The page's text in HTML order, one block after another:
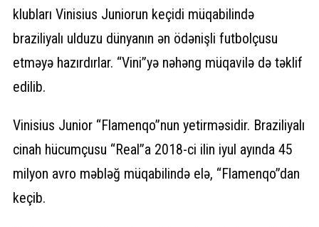
klubları Vinisius Juniorun keçidi müqabilində
braziliyalı ulduzu dünyanın ən ödənişli futbolçusu
etməyə hazırdırlar. “Vini”yə nəhəng müqavilə də təklif
edilib.
Vinisius Junior “Flamenqo”nun yetirməsidir. Braziliyalı
cinah hücumçusu “Real”a 2018-ci ilin iyul ayında 45
milyon avro məbləğ müqabilində elə, “Flamenqo”dan
keçib.